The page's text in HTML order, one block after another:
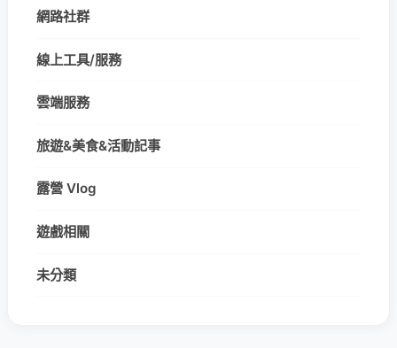
網路社群
線上工具/服務
雲端服務
旅遊&美食&活動記事
露營 Vlog
遊戲相關
未分類